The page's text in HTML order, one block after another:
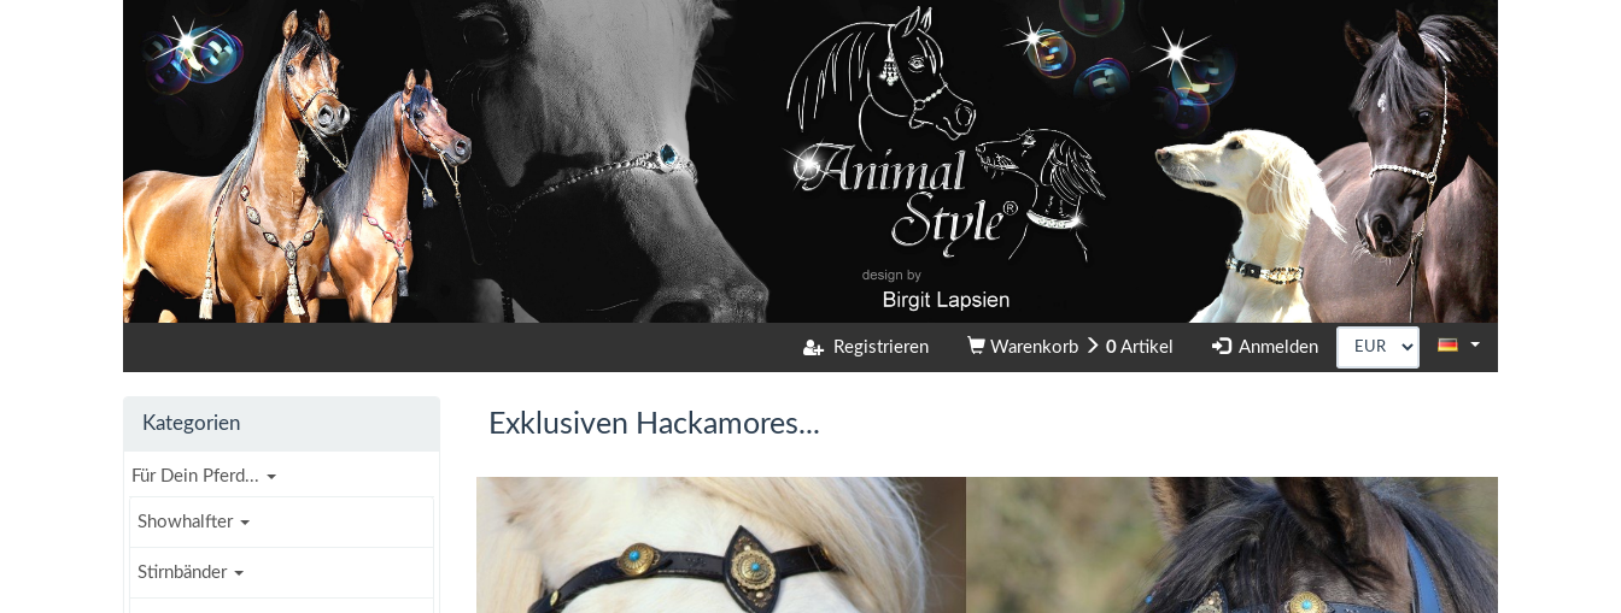
Registrieren Warenkorb 0 Artikel Anmelden
Kategorien
Für Dein Pferd...
Showhalfter
Stirnbänder
Exklusiven Hackamores...